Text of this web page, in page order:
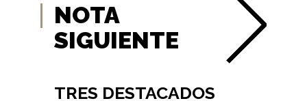
NOTA
SIGUIENTE
TRES DESTACADOS